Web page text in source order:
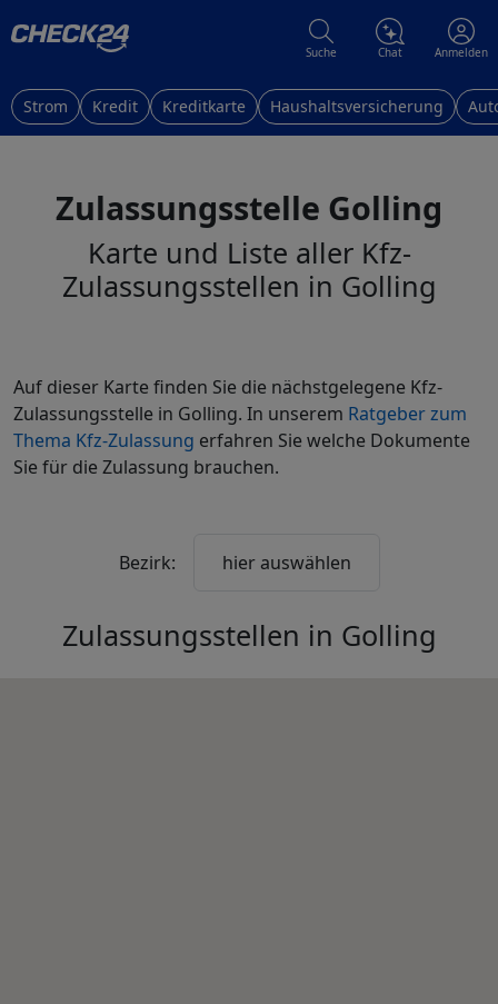
Suche Chat Anmelden
Strom Kredit Kreditkarte Haushaltsversicherung
Zulassungsstelle Golling
Karte und Liste aller Kfz-
Zulassungsstellen in Golling
Auf dieser Karte finden Sie die nächstgelegene Kfz-
Zulassungsstelle in Golling. In unserem Ratgeber zum
Thema Kfz-Zulassung erfahren Sie welche Dokumente
Sie für die Zulassung brauchen.
Bezirk: hier auswählen
Zulassungsstellen in Golling